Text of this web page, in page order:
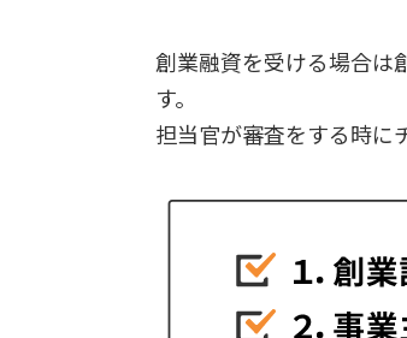
創業融資を受ける場合は
す。
担当官が審査をする時に